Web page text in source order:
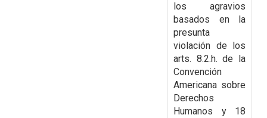
los agravios
basados en la
presunta
violación de los
arts. 8.2.h. de la
Convención
Americana sobre
Derechos
Humanos y 18